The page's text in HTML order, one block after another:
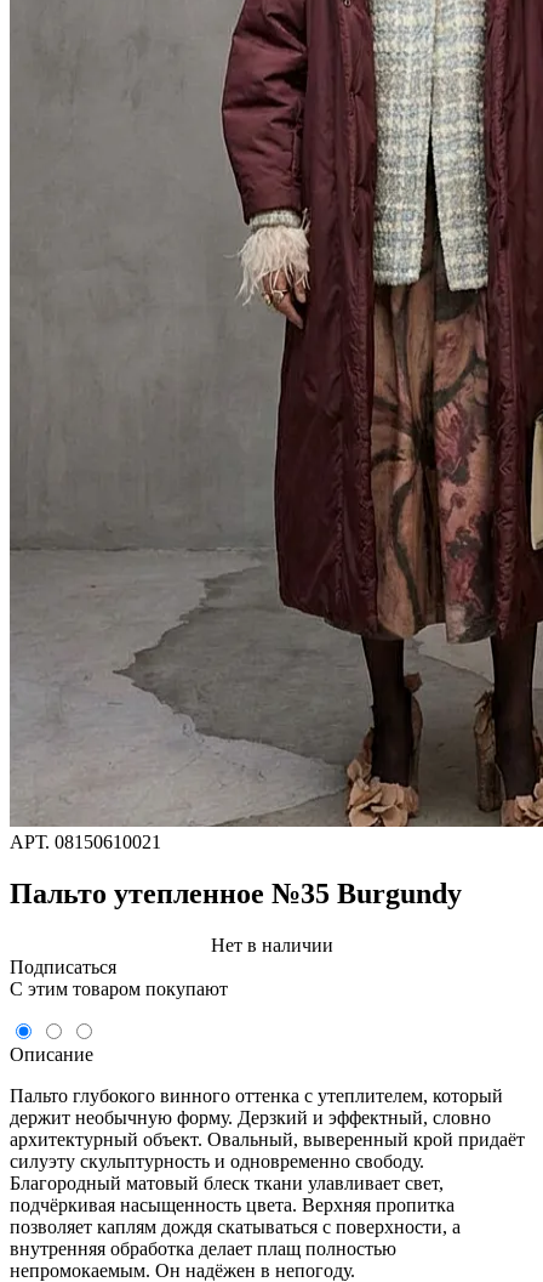
АРТ. 08150610021
Пальто утепленное №35 Burgundy
Нет в наличии
Подписаться
C этим товаром покупают
Описание
Пальто глубокого винного оттенка с утеплителем, который
держит необычную форму. Дерзкий и эффектный, словно
архитектурный объект. Овальный, выверенный крой придаёт
силуэту скульптурность и одновременно свободу.
Благородный матовый блеск ткани улавливает свет,
подчёркивая насыщенность цвета. Верхняя пропитка
позволяет каплям дождя скатываться с поверхности, а
внутренняя обработка делает плащ полностью
непромокаемым. Он надёжен в непогоду.